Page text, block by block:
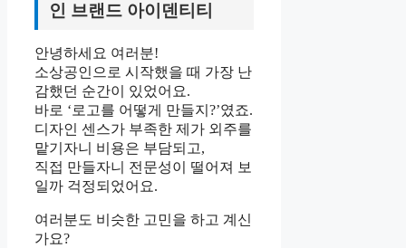
인 브랜드 아이덴티티
안녕하세요 여러분!
소상공인으로 시작했을 때 가장 난
감했던 순간이 있었어요.
바로 ‘로고를 어떻게 만들지?’였죠.
디자인 센스가 부족한 제가 외주를
맡기자니 비용은 부담되고,
직접 만들자니 전문성이 떨어져 보
일까 걱정되었어요.
여러분도 비슷한 고민을 하고 계신
가요?